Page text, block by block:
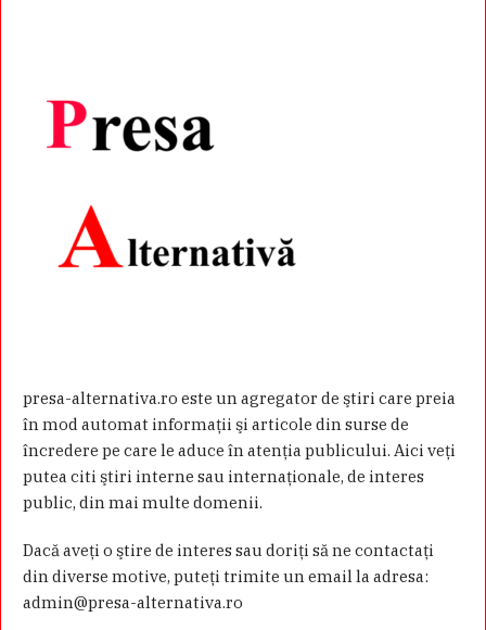
presa-alternativa.ro este un agregator de ştiri care preia
în mod automat informaţii şi articole din surse de
încredere pe care le aduce în atenţia publicului. Aici veţi
putea citi ştiri interne sau internaţionale, de interes
public, din mai multe domenii.
Dacă aveţi o ştire de interes sau doriţi să ne contactaţi
din diverse motive, puteţi trimite un email la adresa:
admin@presa-alternativa.ro